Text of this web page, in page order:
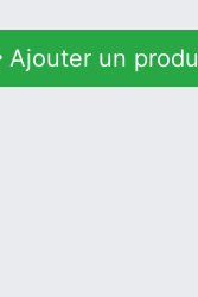
Ajouter un